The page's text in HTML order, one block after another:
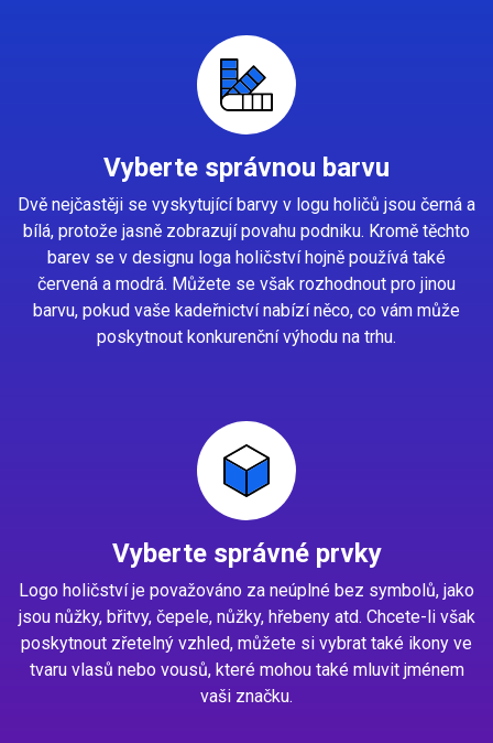
Vyberte správnou barvu
Dvě nejčastěji se vyskytující barvy v logu holičů jsou černá a
bílá, protože jasně zobrazují povahu podniku. Kromě těchto
barev se v designu loga holičství hojně používá také
červená a modrá. Můžete se však rozhodnout pro jinou
barvu, pokud vaše kadeřnictví nabízí něco, co vám může
poskytnout konkurenční výhodu na trhu.
Vyberte správné prvky
Logo holičství je považováno za neúplné bez symbolů, jako
jsou nůžky, břitvy, čepele, nůžky, hřebeny atd. Chcete-li však
poskytnout zřetelný vzhled, můžete si vybrat také ikony ve
tvaru vlasů nebo vousů, které mohou také mluvit jménem
vaši značku.